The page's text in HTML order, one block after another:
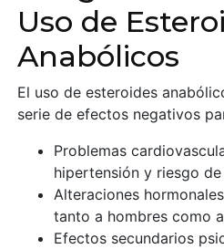
Uso de
Anabólicos
El uso de esteroides
serie de efectos negativos
Problemas
hipertensión y riesgo
Alteraciones
tanto a hombres como
Efectos secundarios